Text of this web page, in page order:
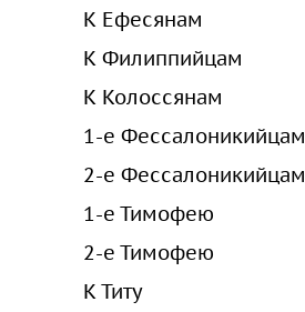
К Ефесянам
К Филиппийцам
К Колоссянам
1-е Фессалоникийцам
2-е Фессалоникийцам
1-е Тимофею
2-е Тимофею
К Титу